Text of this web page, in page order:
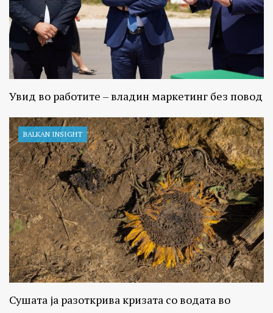
Увид во работите – владин маркетинг без повод
BALKAN INSIGHT
Сушата ја разоткрива кризата со водата во